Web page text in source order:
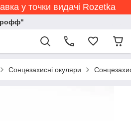
у точки видачі Rozetka
Сонцезахисні окуляри